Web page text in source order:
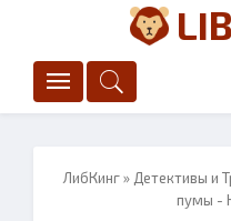
LIB
ЛибКинг» Детективы и
пумы -